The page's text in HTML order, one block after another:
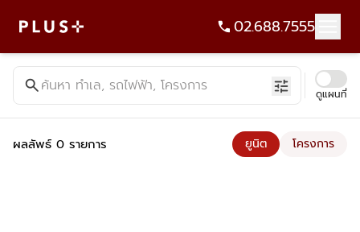
02.688.7555
ค้นหาคอนโด บ้าน ที่ดิน อาคารสำนักงาน ทั้งขายและเช่า - Plus
searchค้นหา ทำเล, รถไฟฟ้า, โครงการ tune ดูแผนที่
ผลลัพธ์ 0 รายการ ยูนิต โครงการ